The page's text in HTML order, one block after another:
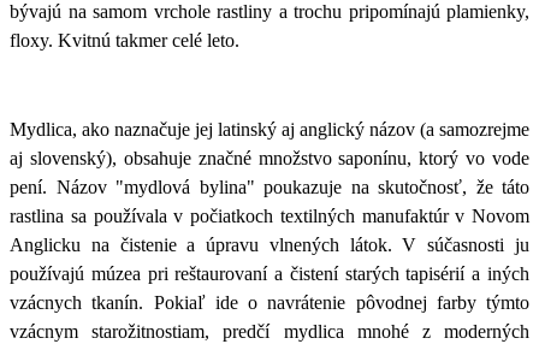
bývajú na samom vrchole rastliny a trochu pripomínajú plamienky,
floxy. Kvitnú takmer celé leto.
Mydlica, ako naznačuje jej latinský aj anglický názov (a samozrejme
aj slovenský), obsahuje značné množstvo saponínu, ktorý vo vode
pení. Názov "mydlová bylina" poukazuje na skutočnosť, že táto
rastlina sa používala v počiatkoch textilných manufaktúr v Novom
Anglicku na čistenie a úpravu vlnených látok. V súčasnosti ju
používajú múzea pri reštaurovaní a čistení starých tapisérií a iných
vzácnych tkanín. Pokiaľ ide o navrátenie pôvodnej farby týmto
vzácnym starožitnostiam, predčí mydlica mnohé z moderných